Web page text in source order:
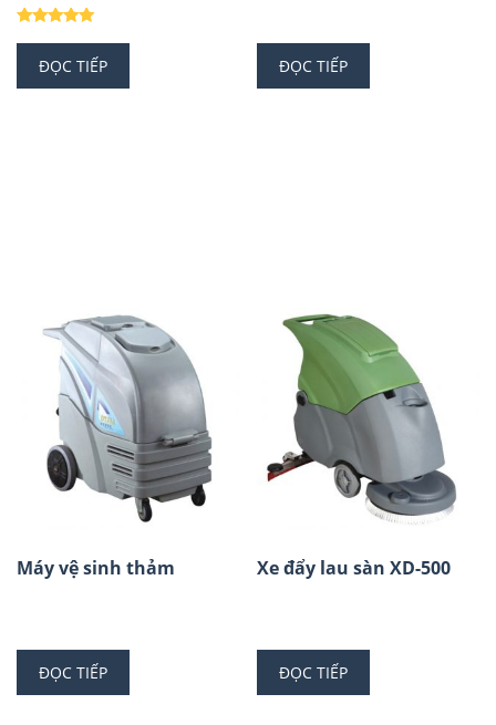
5.00
5 sao
ĐỌC TIẾP ĐỌC TIẾP
Máy vệ sinh thảm
ĐỌC TIẾP
Xe đẩy lau sàn XD-500
ĐỌC TIẾP